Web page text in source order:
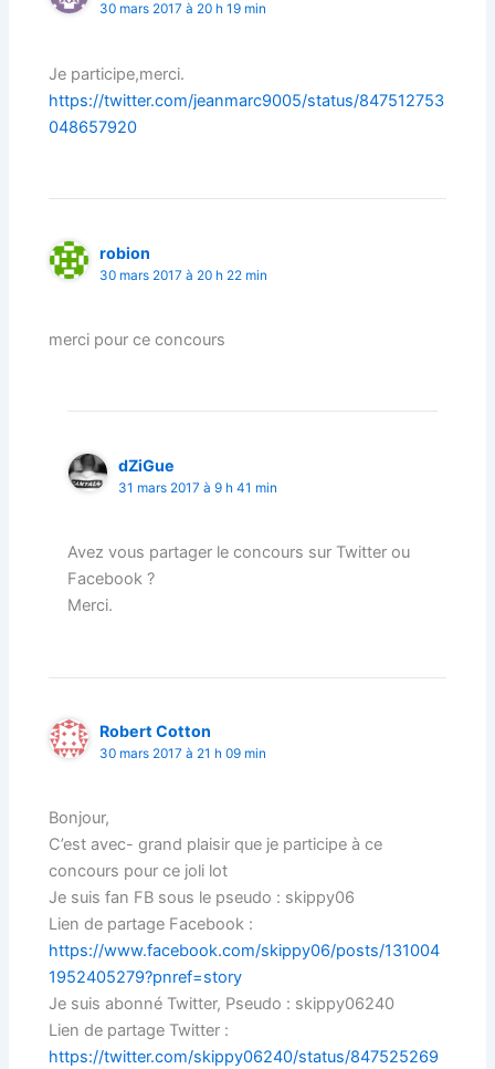
30 mars 2017 à 20 h 19 min
Je participe,merci.
https://twitter.com/jeanmarc9005/status/847512753
048657920
robion
30 mars 2017 à 20 h 22 min
merci pour ce concours
dZiGue
31 mars 2017 à 9 h 41 min
Avez vous partager le concours sur Twitter ou
Facebook ?
Merci.
Robert Cotton
30 mars 2017 à 21 h 09 min
Bonjour,
C’est avec- grand plaisir que je participe à ce
concours pour ce joli lot
Je suis fan FB sous le pseudo : skippy06
Lien de partage Facebook :
https://www.facebook.com/skippy06/posts/131004
1952405279?pnref=story
Je suis abonné Twitter, Pseudo : skippy06240
Lien de partage Twitter :
https://twitter.com/skippy06240/status/847525269